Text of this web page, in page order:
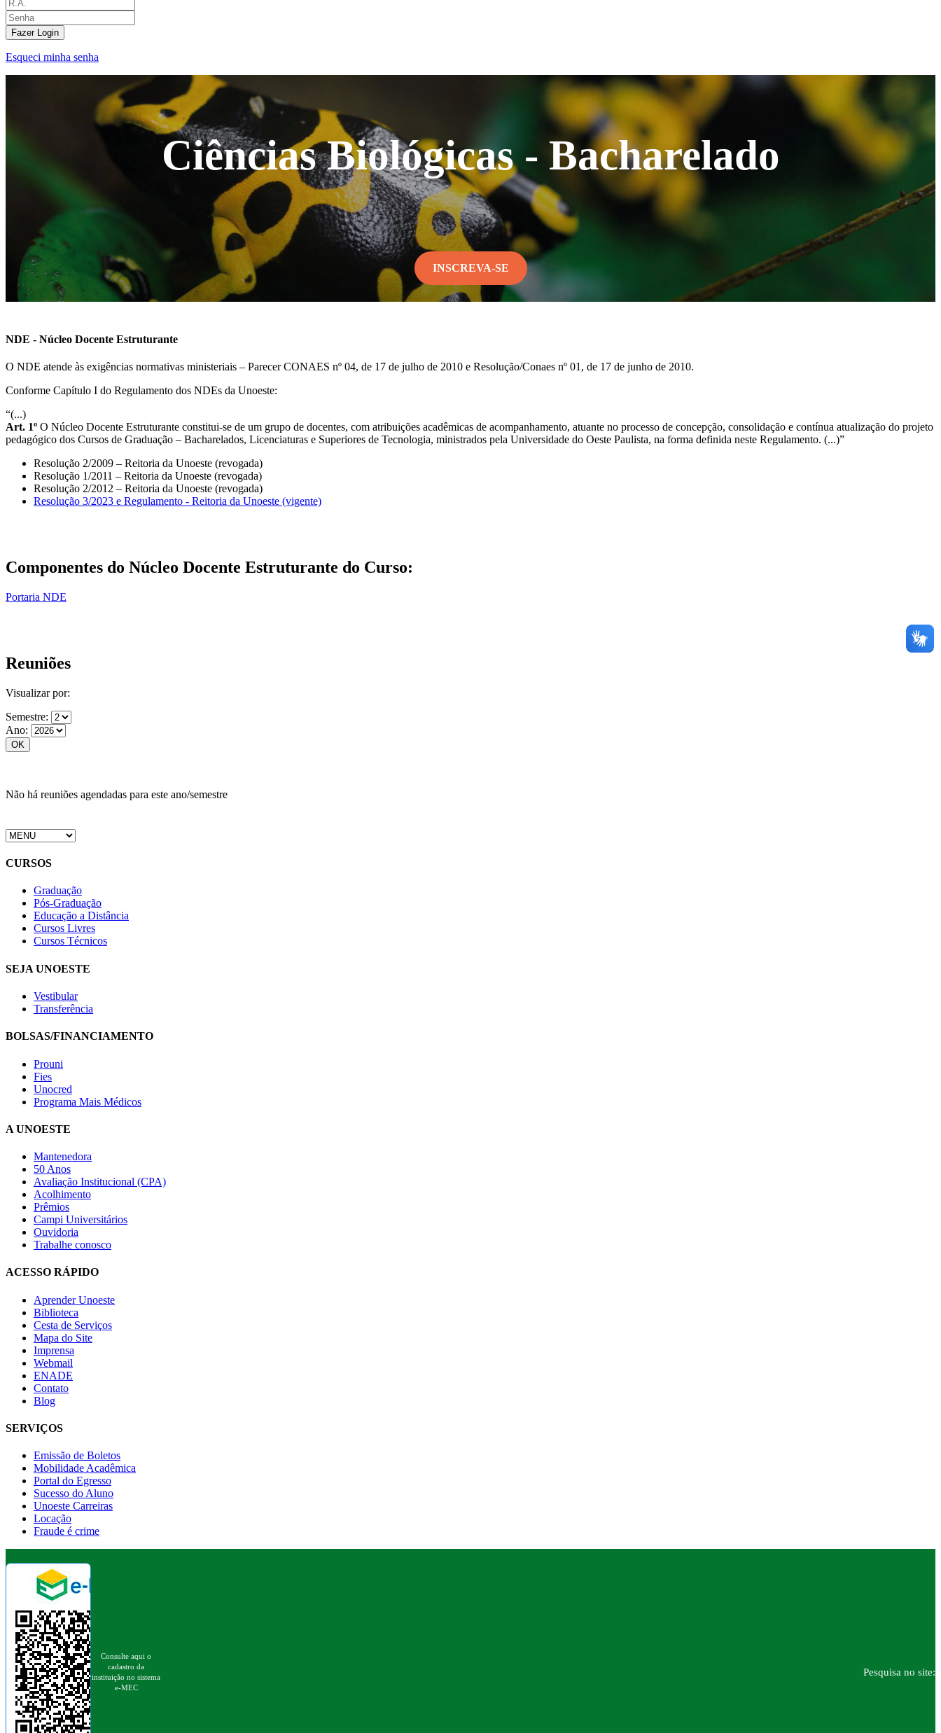
Fazer Login
Esqueci minha senha
Ciências Biológicas - Bacharelado
INSCREVA-SE
NDE - Núcleo Docente Estruturante
O NDE atende às exigências normativas ministeriais – Parecer CONAES nº 04, de 17 de julho de 2010 e Resolução/Conaes nº 01, de 17 de junho de 2010.
Conforme Capítulo I do Regulamento dos NDEs da Unoeste:
“(...)
Art. 1º O Núcleo Docente Estruturante constitui-se de um grupo de docentes, com atribuições acadêmicas de acompanhamento, atuante no processo de concepção, consolidação e contínua atualização do projeto
pedagógico dos Cursos de Graduação – Bacharelados, Licenciaturas e Superiores de Tecnologia, ministrados pela Universidade do Oeste Paulista, na forma definida neste Regulamento. (...)”
Resolução 2/2009 – Reitoria da Unoeste (revogada)
Resolução 1/2011 – Reitoria da Unoeste (revogada)
Resolução 2/2012 – Reitoria da Unoeste (revogada)
Resolução 3/2023 e Regulamento - Reitoria da Unoeste (vigente)
Componentes do Núcleo Docente Estruturante do Curso:
Portaria NDE
Reuniões
Visualizar por:
Semestre:
Ano:
Não há reuniões agendadas para este ano/semestre
CURSOS
Graduação
Pós-Graduação
Educação a Distância
Cursos Livres
Cursos Técnicos
SEJA UNOESTE
Vestibular
Transferência
BOLSAS/FINANCIAMENTO
Prouni
Fies
Unocred
Programa Mais Médicos
A UNOESTE
Mantenedora
50 Anos
Avaliação Institucional (CPA)
Acolhimento
Prêmios
Campi Universitários
Ouvidoria
Trabalhe conosco
ACESSO RÁPIDO
Aprender Unoeste
Biblioteca
Cesta de Serviços
Mapa do Site
Imprensa
Webmail
ENADE
Contato
Blog
SERVIÇOS
Emissão de Boletos
Mobilidade Acadêmica
Portal do Egresso
Sucesso do Aluno
Unoeste Carreiras
Locação
Fraude é crime
Consulte aqui o
cadastro da
instituição no sistema
e-MEC
Pesquisa no site: